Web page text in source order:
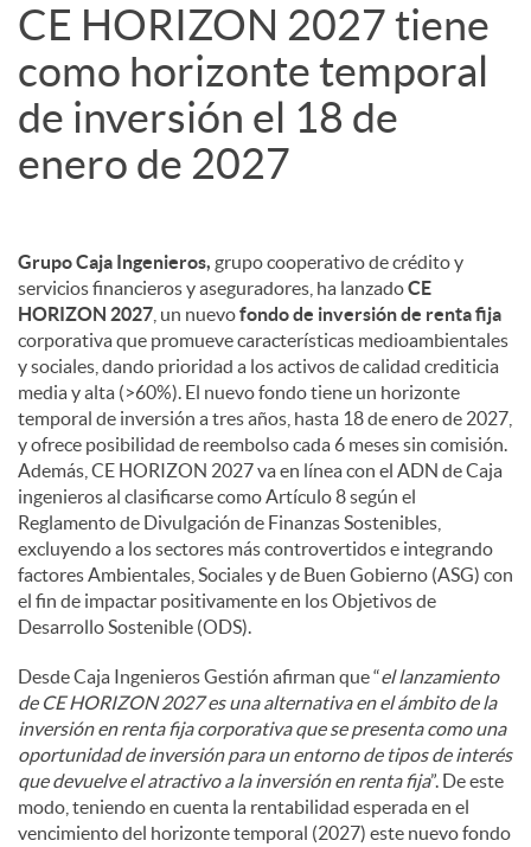
CE HORIZON 2027 tiene
como horizonte temporal
de inversión el 18 de
enero de 2027
Grupo Caja Ingenieros, grupo cooperativo de crédito y
servicios financieros y aseguradores, ha lanzadoCE
HORIZON 2027 , un nuevofondo de inversión de renta fija
corporativa que promueve características medioambientales
y sociales, dando prioridad a los activos de calidad crediticia
media y alta (>60%). El nuevo fondo tiene un horizonte
temporal de inversión a tres años, hasta 18 de enero de 2027,
y ofrece posibilidad de reembolso cada 6 meses sin comisión.
Además, CE HORIZON 2027 va en línea con el ADN de Caja
ingenieros al clasificarse como Artículo 8 según el
Reglamento de Divulgación de Finanzas Sostenibles,
excluyendo a los sectores más controvertidos e integrando
factores Ambientales, Sociales y de Buen Gobierno (ASG) con
el fin de impactar positivamente en los Objetivos de
Desarrollo Sostenible (ODS).
Desde Caja Ingenieros Gestión afirman que “el lanzamiento
de CE HORIZON 2027 es una alternativa en el ámbito de la
inversión en renta fija corporativa que se presenta como una
oportunidad de inversión para un entorno de tipos de interés
que devuelve el atractivo a la inversión en renta fija”. De este
modo, teniendo en cuenta la rentabilidad esperada en el
vencimiento del horizonte temporal (2027) este nuevo fondo